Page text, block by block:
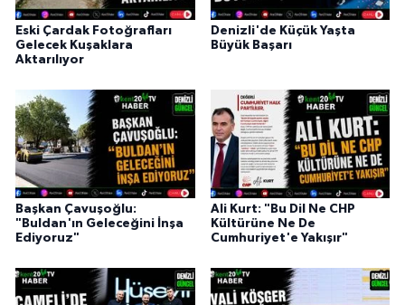
Eski Çardak Fotoğrafları
Gelecek Kuşaklara
Aktarılıyor
Denizli'de Küçük Yaşta
Büyük Başarı
Başkan Çavuşoğlu:
"Buldan'ın Geleceğini İnşa
Ediyoruz"
Ali Kurt: "Bu Dil Ne CHP
Kültürüne Ne De
Cumhuriyet'e Yakışır"